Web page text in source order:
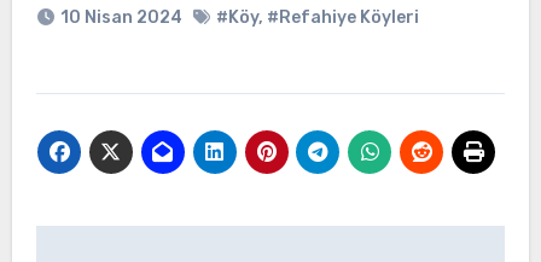
10 Nisan 2024 #Köy, #Refahiye Köyleri